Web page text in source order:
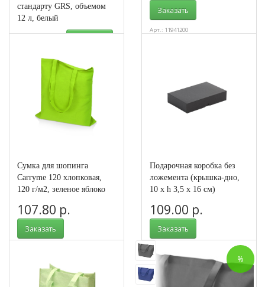
стандарту GRS, объемом
12 л, белый
96.00 р.
Арт.: 13010601
Заказать
Арт.: 11941200
Сумка для шопинга
Carryme 120 хлопковая,
120 г/м2, зеленое яблоко
107.80 р.
Заказать
Подарочная коробка без
ложемента (крышка-дно,
10 х h 3,5 х 16 см)
109.00 р.
Заказать
Арт.: 8842_8843-BOX
%